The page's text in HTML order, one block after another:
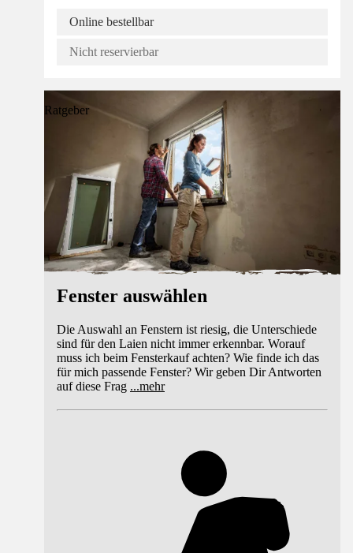
Online bestellbar
Nicht reservierbar
Ratgeber
Fenster auswählen
Die Auswahl an Fenstern ist riesig, die Unterschiede
sind für den Laien nicht immer erkennbar. Worauf
muss ich beim Fensterkauf achten? Wie finde ich das
für mich passende Fenster? Wir geben Dir Antworten
auf diese Frag ...mehr